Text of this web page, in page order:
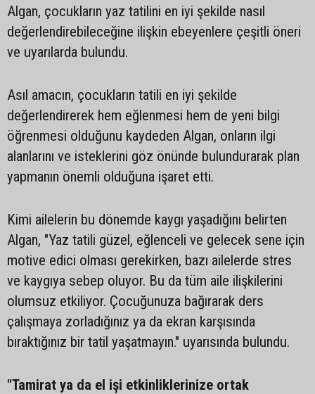
Algan, çocukların yaz tatilini en iyi şekilde nasıl
değerlendirebileceğine ilişkin ebeyenlere çeşitli öneri
ve uyarılarda bulundu.
Asıl amacın, çocukların tatili en iyi şekilde
değerlendirerek hem eğlenmesi hem de yeni bilgi
öğrenmesi olduğunu kaydeden Algan, onların ilgi
alanlarını ve isteklerini göz önünde bulundurarak plan
yapmanın önemli olduğuna işaret etti.
Kimi ailelerin bu dönemde kaygı yaşadığını belirten
Algan, "Yaz tatili güzel, eğlenceli ve gelecek sene için
motive edici olması gerekirken, bazı ailelerde stres
ve kaygıya sebep oluyor. Bu da tüm aile ilişkilerini
olumsuz etkiliyor. Çocuğunuza bağırarak ders
çalışmaya zorladığınız ya da ekran karşısında
bıraktığınız bir tatil yaşatmayın." uyarısında bulundu.
"Tamirat ya da el işi etkinliklerinize ortak